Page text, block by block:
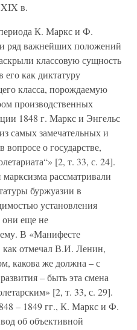
XIX в.
К. Маркс и Ф.
ряд важнейших положений
классовую сущность
его как диктатуру
класса, порождаемую
производственных
1848 г. Маркс и Энгельс
самых замечательных и
о государстве,
[2, т. 33, с. 24].
рассматривали
буржуазии в
установления
они еще не
В «Манифесте
отмечал В.И. Ленин,
какова же должна – с
– быть эта смена
[2, т. 33, с. 29].
– 1849 гг., К. Маркс и Ф.
об объективной